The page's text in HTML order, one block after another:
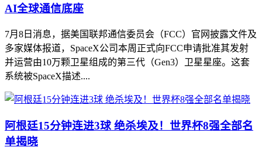
AI全球通信底座
7月8日消息，据美国联邦通信委员会（FCC）官网披露文件及
多家媒体报道，SpaceX公司本周正式向FCC申请批准其发射
并运营由10万颗卫星组成的第三代（Gen3）卫星星座。这套
系统被SpaceX描述....
阿根廷15分钟连进3球 绝杀埃及！世界杯8强全部名
单揭晓